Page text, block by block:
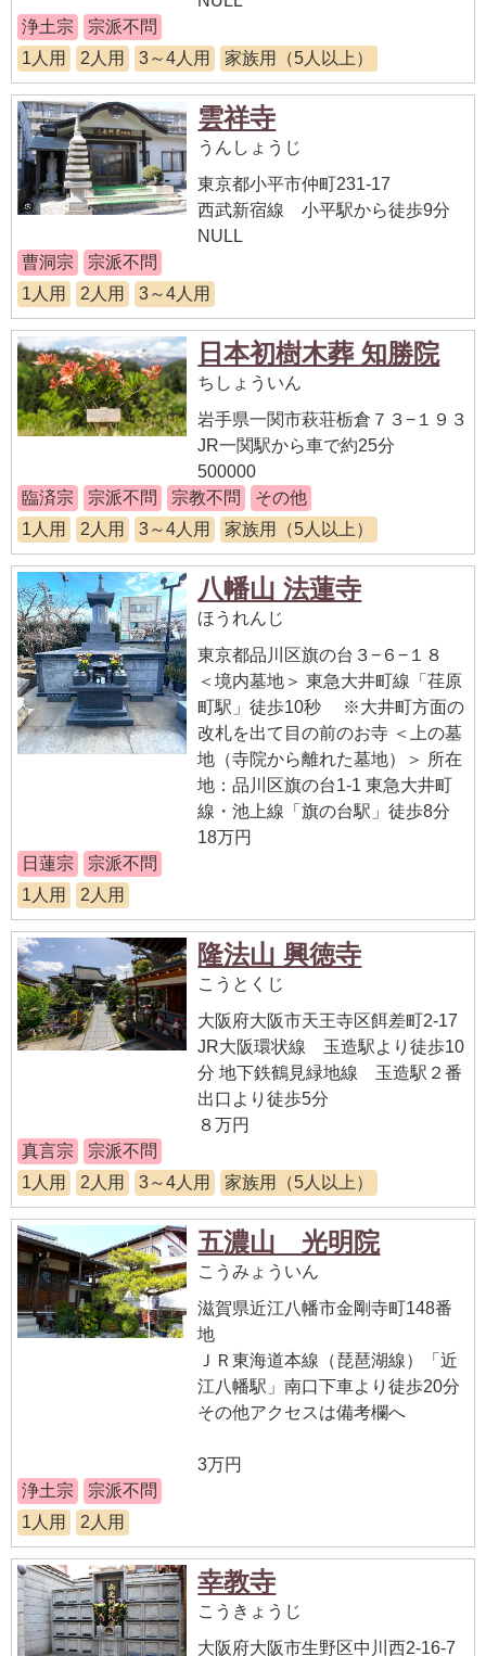
浄土宗
宗派不問
1人用
2人用 3～4人用 家族用（5人以上）
雲祥寺
うんしょうじ
東京都小平市仲町231-17
西武新宿線 小平駅から徒歩9分
NULL
曹洞宗
宗派不問
1人用
2人用 3～4人用
日本初樹木葬 知勝院
ちしょういん
岩手県一関市萩荘栃倉７３−１９３
JR一関駅から車で約25分
500000
臨済宗
宗派不問 宗教不問
その他
1人用
2人用 3～4人用 家族用（5人以上）
八幡山 法蓮寺
ほうれんじ
東京都品川区旗の台３−６−１８
＜境内墓地＞ 東急大井町線「荏原
町駅」徒歩10秒 ※大井町方面の
改札を出て目の前のお寺 ＜上の墓
地（寺院から離れた墓地）＞ 所在
地：品川区旗の台1-1 東急大井町
線・池上線「旗の台駅」徒歩8分
18万円
日蓮宗
宗派不問
1人用
2人用
隆法山 興徳寺
こうとくじ
大阪府大阪市天王寺区餌差町2-17
JR大阪環状線 玉造駅より徒歩10
分 地下鉄鶴見緑地線 玉造駅２番
出口より徒歩5分
８万円
真言宗
宗派不問
1人用
2人用 3～4人用 家族用（5人以上）
五濃山 光明院
こうみょういん
滋賀県近江八幡市金剛寺町148番
地
ＪＲ東海道本線（琵琶湖線）「近
江八幡駅」南口下車より徒歩20分
その他アクセスは備考欄へ
3万円
浄土宗
宗派不問
1人用
2人用
幸教寺
こうきょうじ
大阪府大阪市生野区中川西2-16-7